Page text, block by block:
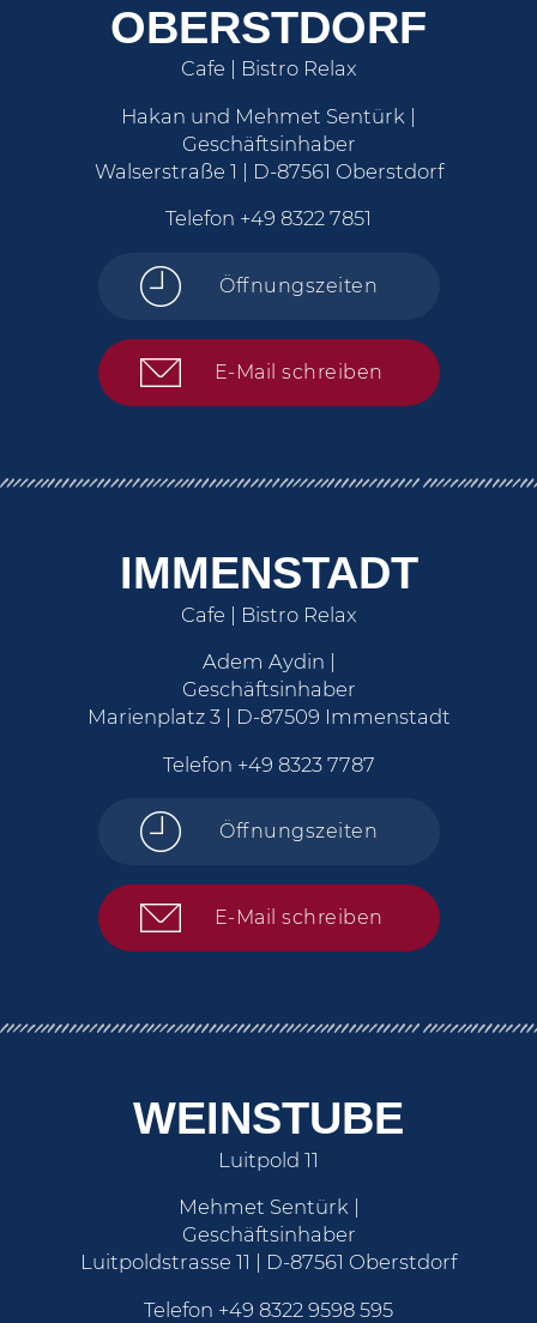
OBERSTDORF
Cafe | Bistro Relax
Hakan und Mehmet Sentürk |
Geschäftsinhaber
Walserstraße 1 | D-87561 Oberstdorf
Telefon +49 8322 7851
Öffnungszeiten
E-Mail schreiben
IMMENSTADT
Cafe | Bistro Relax
Adem Aydin |
Geschäftsinhaber
Marienplatz 3 | D-87509 Immenstadt
Telefon +49 8323 7787
Öffnungszeiten
E-Mail schreiben
WEINSTUBE
Luitpold 11
Mehmet Sentürk |
Geschäftsinhaber
Luitpoldstrasse 11 | D-87561 Oberstdorf
Telefon +49 8322 9598 595